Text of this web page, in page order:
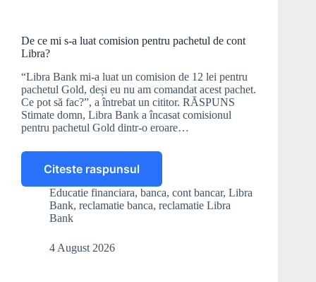
De ce mi s-a luat comision pentru pachetul de cont
Libra?
“Libra Bank mi-a luat un comision de 12 lei pentru
pachetul Gold, deși eu nu am comandat acest pachet.
Ce pot să fac?”, a întrebat un cititor. RĂSPUNS
Stimate domn, Libra Bank a încasat comisionul
pentru pachetul Gold dintr-o eroare…
Citeste raspunsul
De
ce
mi
luat
Educatie financiara, banca, cont bancar, Libra
Bank, reclamatie banca, reclamatie Libra
Bank
4 August 2026